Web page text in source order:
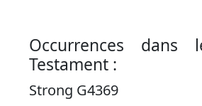
Occurrences dans
Testament :
Strong G4369
Infos